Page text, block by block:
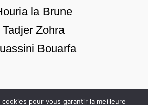
la Brune
Tadjer Zohra
Bouarfa
pour vous garantir la meilleure